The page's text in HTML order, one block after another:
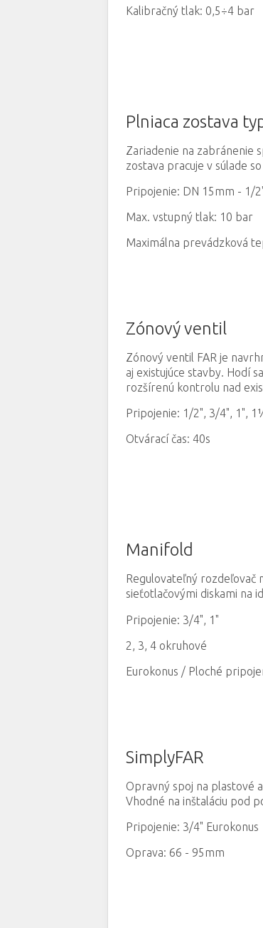
Kalibračný tlak: 0,5÷4 bar
Plniaca zostava
Zariadenie na zabránenie
zostava pracuje v súlade
Pripojenie: DN 15mm - 1/
Max. vstupný tlak: 10 bar
Maximálna prevádzková
Zónový ventil
Zónový ventil FAR je
aj existujúce stavby. Hodí
rozšírenú kontrolu nad
Pripojenie: 1/2", 3/4", 1",
Otvárací čas: 40s
Manifold
Regulovateľný rozdeľovač
sieťotlačovými diskami na
Pripojenie: 3/4", 1"
2, 3, 4 okruhové
Eurokonus / Ploché
SimplyFAR
Opravný spoj na plastové
Vhodné na inštaláciu pod
Pripojenie: 3/4" Eurokonus
Oprava: 66 - 95mm